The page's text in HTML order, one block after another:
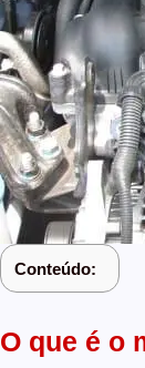
Conteúdo:
O que é o